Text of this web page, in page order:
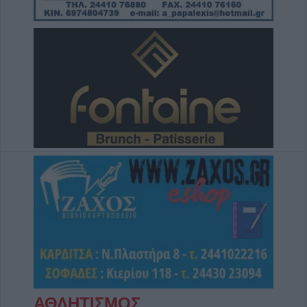
5 Αυγούστου 2026, 19:42
Σπουδαία μεταγραφική κίνηση για την Α.Ε.
Μουζακίου με την απόκτηση του Γιάννη
5 Αυγούστου 2026, 19:38
Τρεις συλλήψεις για εμπρησμούς από
αμέλεια σε Τρίκαλα, Αττική και Πρέβεζα
5 Αυγούστου 2026, 19:24
Άμεση κρατική αρωγή και στήριξη των
πληγέντων - Το σχέδιο αποκατάστασης των
περιοχών που επλήγησαν από τις
πυρκαγιές
Μικροσκοπικές δίνες ανακαλύφθηκαν για
πρώτη φορά στην επιφάνεια του Ήλιου
ΑΘΛΗΤΙΣΜΟΣ